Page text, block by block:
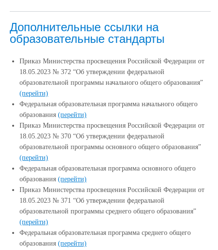
Дополнительные ссылки на
образовательные стандарты
Приказ Министерства просвещения Российской Федерации от
18.05.2023 № 372 “Об утверждении федеральной
образовательной программы начального общего образования”
(перейти)
Федеральная образовательная программа начального общего
образования (перейти)
Приказ Министерства просвещения Российской Федерации от
18.05.2023 № 370 “Об утверждении федеральной
образовательной программы основного общего образования”
(перейти)
Федеральная образовательная программа основного общего
образования (перейти)
Приказ Министерства просвещения Российской Федерации от
18.05.2023 № 371 “Об утверждении федеральной
образовательной программы среднего общего образования”
(перейти)
Федеральная образовательная программа среднего общего
образования (перейти)